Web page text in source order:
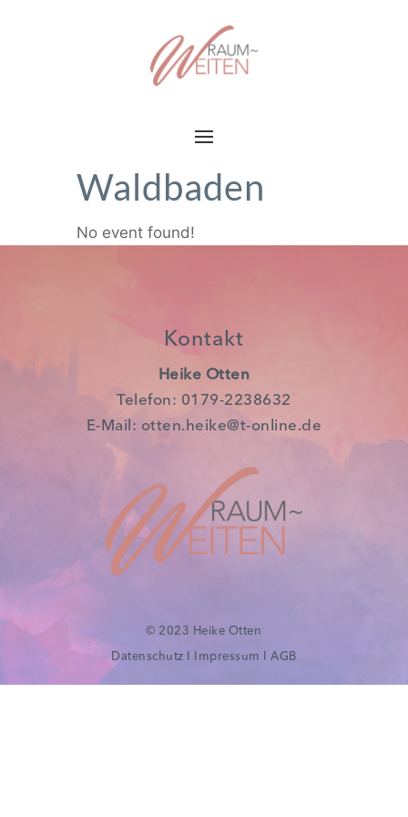
Waldbaden
No event found!
Kontakt
Heike Otten
Telefon: 0179-2238632
E-Mail: otten.heike@t-online.de
© 2023 Heike Otten
Datenschutz Impressum IAGB